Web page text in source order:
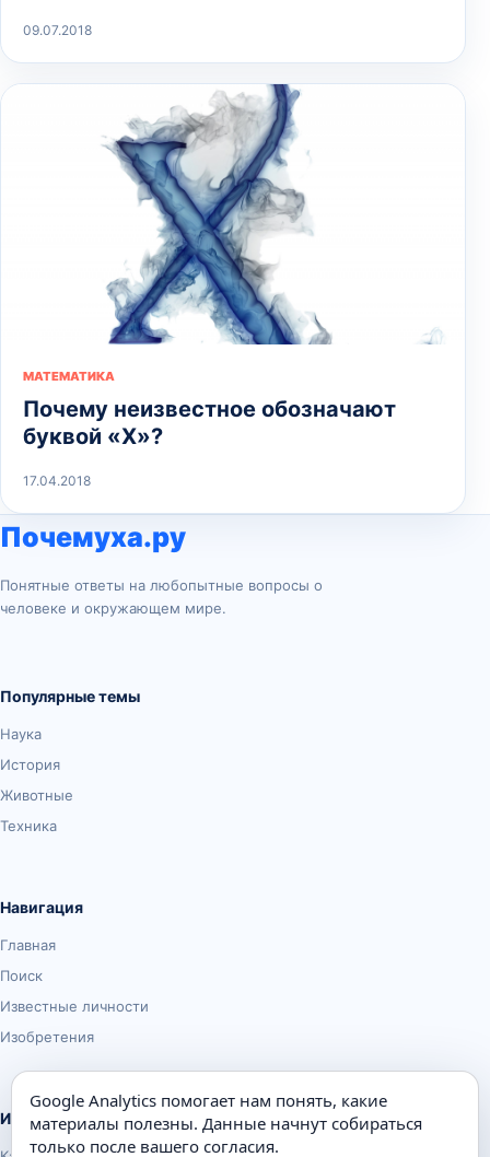
09.07.2018
МАТЕМАТИКА
Почему неизвестное обозначают
буквой «Х»?
17.04.2018
Почемуха.ру
Понятные ответы на любопытные вопросы о
человеке и окружающем мире.
Популярные темы
Наука
История
Животные
Техника
Навигация
Главная
Поиск
Известные личности
Изобретения
Информация
Google Analytics помогает нам понять, какие
материалы полезны. Данные начнут собираться
только после вашего согласия.